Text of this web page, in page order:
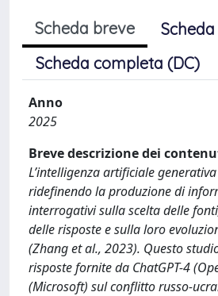
Scheda breve
Scheda completa (DC)
Anno
2025
Breve descrizione dei
L’intelligenza artificiale
ridefinendo la produzione di
interrogativi sulla scelta delle
delle risposte e sulla loro
(Zhang et al., 2023). Questo
risposte fornite da ChatGPT-4
(Microsoft) sul conflitto russo-